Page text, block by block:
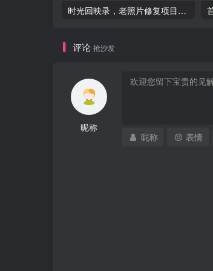
时光回映录，老照片修复项目，一单29，月入过万-品小先项目发源地
评论 抢沙发
昵称
昵称 表情